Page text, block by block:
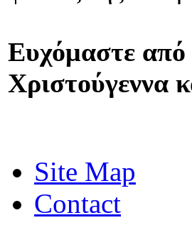
Ευχόμαστε από
Χριστούγεννα
Site Map
Contact